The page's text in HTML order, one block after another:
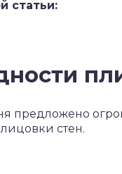
статьи:
предложено
стен.